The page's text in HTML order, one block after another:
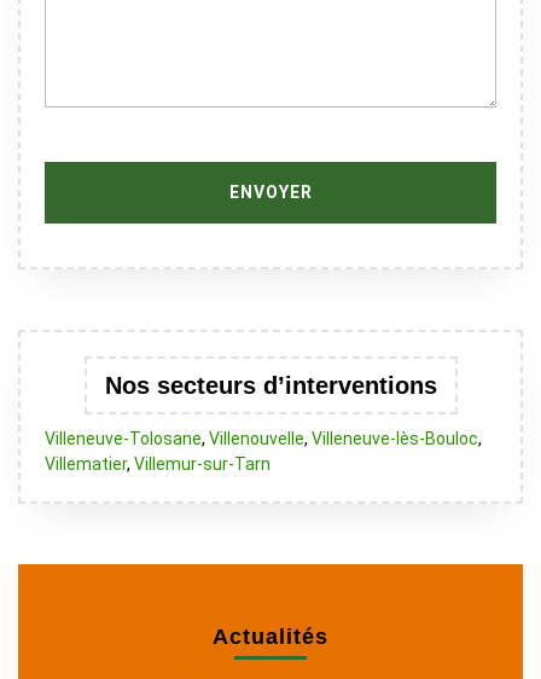
Nos secteurs d’interventions
Villeneuve-Tolosane, Villenouvelle, Villeneuve-lès-Bouloc,
Villematier, Villemur-sur-Tarn
Actualités